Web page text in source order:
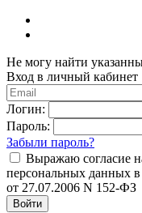
Не могу найти
Вход в личный кабинет
Логин:
Пароль:
Забыли пароль?
Выражаю согласие
персональных данных
от 27.07.2006 N 152-ФЗ
Войти